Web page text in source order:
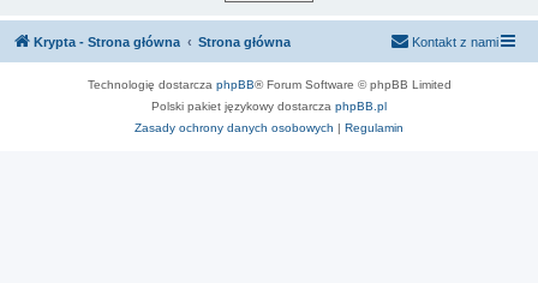
Krypta - Strona główna Strona główna Kontakt z nami
Technologię dostarcza phpBB® Forum Software © phpBB Limited
Polski pakiet językowy dostarcza phpBB.pl
Zasady ochrony danych osobowych | Regulamin